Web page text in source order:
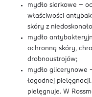
mydło siarkowe –
właściwości
skóry z
mydło
ochronną skóry,
drobnoustrojów;
mydło glicerynowe
łagodnej
pielęgnuje. W